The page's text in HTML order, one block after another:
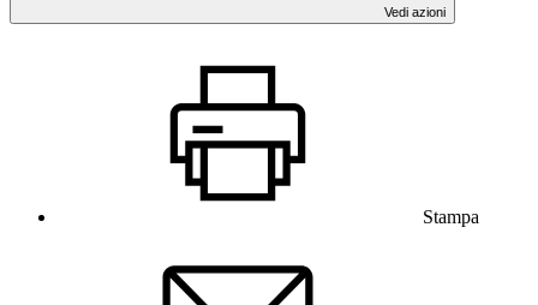
Vedi azioni
Stampa